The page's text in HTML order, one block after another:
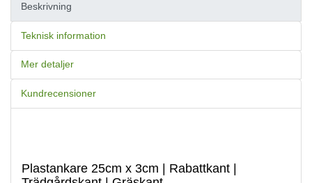
Beskrivning
Teknisk information
Mer detaljer
Kundrecensioner
Plastankare 25cm x 3cm | Rabattkant |